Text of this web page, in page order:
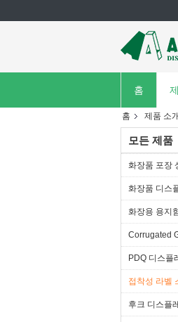
홈
홈 제품 소개
모든 제품
화장품 포장
화장품 디스
화장용 용지
Corrugated
PDQ 디스플
접착성 라벨
후크 디스플